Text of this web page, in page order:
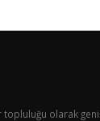
olarak